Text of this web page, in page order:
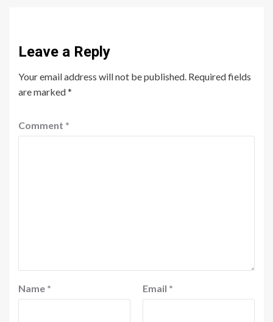
Leave a Reply
Your email address will not be published. Required fields
are marked*
Comment *
Name * Email *